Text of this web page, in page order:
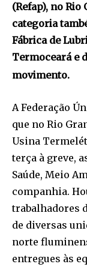
(Refap), no Rio
categoria
Fábrica de
Termoceará e
movimento.
A Federação
que no Rio
Usina
terça à greve,
Saúde, Meio
companhia.
trabalhadores
de diversas
norte
entregues às